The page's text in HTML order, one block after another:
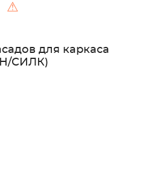
⚠
для каркаса
СИЛК)